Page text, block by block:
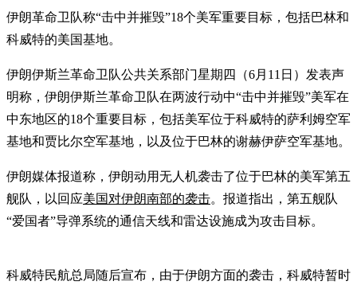
伊朗革命卫队称“击中并摧毁”18个美军重要目标，包括巴林和
科威特的美国基地。
伊朗伊斯兰革命卫队公共关系部门星期四（6月11日）发表声
明称，伊朗伊斯兰革命卫队在两波行动中“击中并摧毁”美军在
中东地区的18个重要目标，包括美军位于科威特的萨利姆空军
基地和贾比尔空军基地，以及位于巴林的谢赫伊萨空军基地。
伊朗媒体报道称，伊朗动用无人机袭击了位于巴林的美军第五
舰队，以回应美国对伊朗南部的袭击。报道指出，第五舰队
“爱国者”导弹系统的通信天线和雷达设施成为攻击目标。
科威特民航总局随后宣布，由于伊朗方面的袭击，科威特暂时